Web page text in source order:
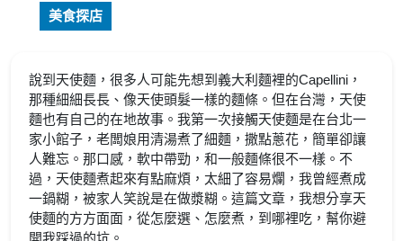
美食探店
說到天使麵，很多人可能先想到義大利麵裡的Capellini，
那種細細長長、像天使頭髮一樣的麵條。但在台灣，天使
麵也有自己的在地故事。我第一次接觸天使麵是在台北一
家小館子，老闆娘用清湯煮了細麵，撒點蔥花，簡單卻讓
人難忘。那口感，軟中帶勁，和一般麵條很不一樣。不
過，天使麵煮起來有點麻煩，太細了容易爛，我曾經煮成
一鍋糊，被家人笑說是在做漿糊。這篇文章，我想分享天
使麵的方方面面，從怎麼選、怎麼煮，到哪裡吃，幫你避
開我踩過的坑。